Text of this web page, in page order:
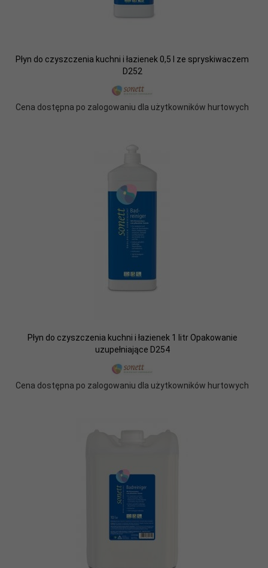
Płyn do czyszczenia kuchni i łazienek 0,5 l ze spryskiwaczem
D252
Cena dostępna po zalogowaniu dla użytkowników hurtowych
Płyn do czyszczenia kuchni i łazienek 1 litr Opakowanie
uzupełniające D254
Cena dostępna po zalogowaniu dla użytkowników hurtowych